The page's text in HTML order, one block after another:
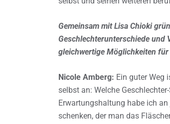
Gemeinsam mit Lisa Chioki
Geschlechterunterschiede und
gleichwertige Möglichkeiten
Nicole Amberg: Ein guter Weg
selbst an: Welche
Erwartungshaltung habe ich
schenken, der man das